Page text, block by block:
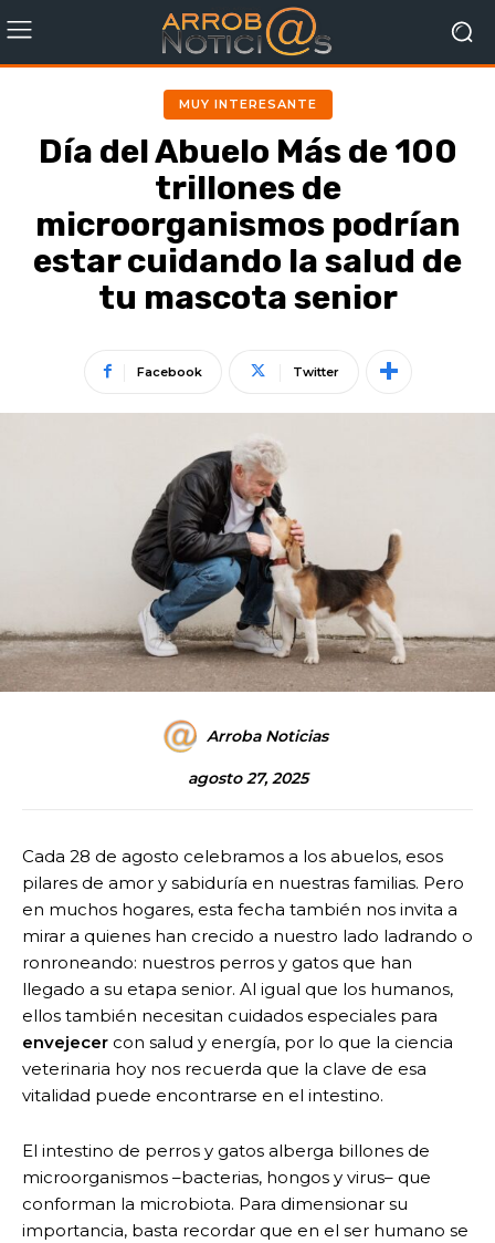
MUY INTERESANTE
Día del Abuelo Más de 100
trillones de
microorganismos podrían
estar cuidando la salud de
tu mascota senior
Facebook Twitter
Arroba Noticias
agosto 27, 2025
Cada 28 de agosto celebramos a los abuelos, esos
pilares de amor y sabiduría en nuestras familias. Pero
en muchos hogares, esta fecha también nos invita a
mirar a quienes han crecido a nuestro lado ladrando o
ronroneando: nuestros perros y gatos que han
llegado a su etapa senior. Al igual que los humanos,
ellos también necesitan cuidados especiales para
envejecer con salud y energía, por lo que la ciencia
veterinaria hoy nos recuerda que la clave de esa
vitalidad puede encontrarse en el intestino.
El intestino de perros y gatos alberga billones de
microorganismos –bacterias, hongos y virus– que
conforman la microbiota. Para dimensionar su
importancia, basta recordar que en el ser humano se